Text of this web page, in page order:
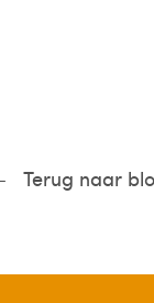
Terug naar